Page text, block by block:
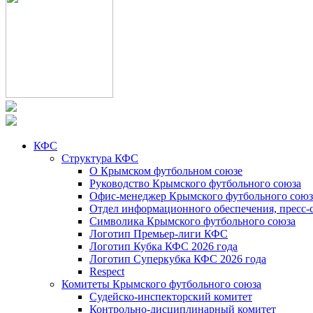
КФС
Структура КФС
О Крымском футбольном союзе
Руководство Крымского футбольного союза
Офис-менеджер Крымского футбольного
Отдел информационного обеспечения, пресс-
Символика Крымского футбольного союза
Логотип Премьер-лиги КФС
Логотип Кубка КФС 2026 года
Логотип Суперкубка КФС 2026 года
Respect
Комитеты Крымского футбольного союза
Судейско-инспекторский комитет
Контрольно-дисциплинарный комитет